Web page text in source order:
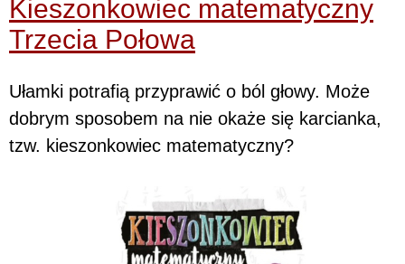
Kieszonkowiec matematyczny
Trzecia Połowa
Ułamki potrafią przyprawić o ból głowy. Może
dobrym sposobem na nie okaże się karcianka,
tzw. kieszonkowiec matematyczny?